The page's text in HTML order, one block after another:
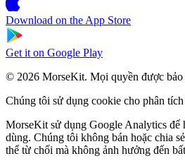
Download on the App Store
Get it on Google Play
© 2026 MorseKit. Mọi quyền được bảo
Chúng tôi sử dụng cookie cho phân tích
MorseKit sử dụng Google Analytics để
dùng. Chúng tôi không bán hoặc chia
thể từ chối mà không ảnh hưởng đến